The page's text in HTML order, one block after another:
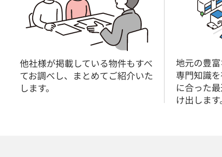
他社様が掲載している物件もすべ
てお調べし、まとめてご紹介いた
します。
地元の豊
専門知識
に合った
け出しま